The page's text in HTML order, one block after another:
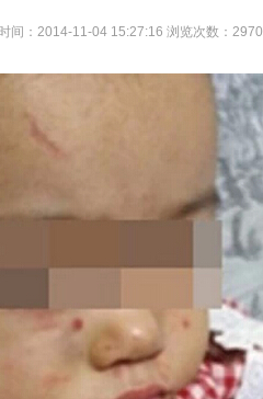
间：2014-11-04 15:27:16 浏览次数：2970